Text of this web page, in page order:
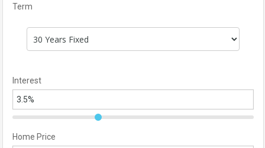
Term
Interest
Home Price